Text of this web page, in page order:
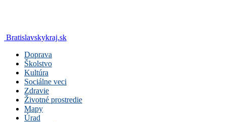
Bratislavskykraj.sk
Doprava
Školstvo
Kultúra
Sociálne veci
Zdravie
Životné prostredie
Mapy
Úrad